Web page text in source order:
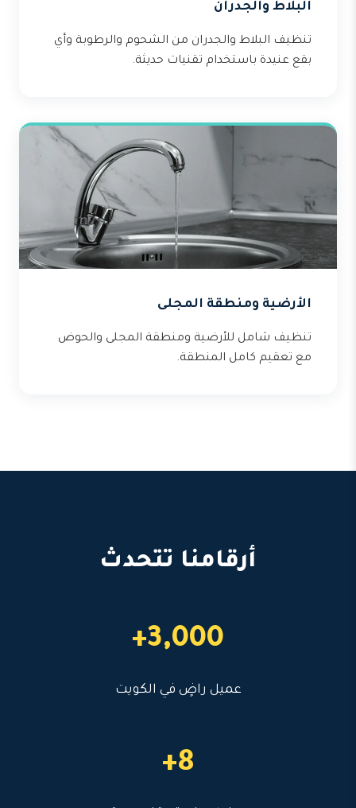
البلاط والجدران
تنظيف البلاط والجدران من الشحوم والرطوبة وأي
بقع عنيدة باستخدام تقنيات حديثة.
الأرضية ومنطقة المجلى
تنظيف شامل للأرضية ومنطقة المجلى والحوض
مع تعقيم كامل المنطقة.
أرقامنا تتحدث
3,000+
عميل راضٍ في الكويت
8+